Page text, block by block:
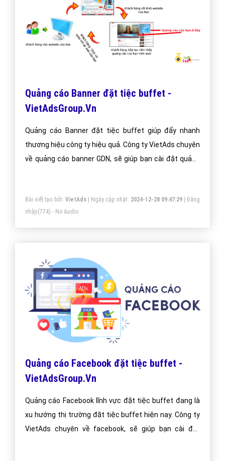
Quảng cáo Banner đặt tiệc buffet -
VietAdsGroup.Vn
Quảng cáo Banner đặt tiệc buffet giúp đẩy nhanh
thương hiệu công ty hiệu quả. Công ty VietAds chuyên
về quảng cáo banner GDN, sẽ giúp bạn cài đặt quảng
Bài viết tạo bởi: VietAds| Ngày cập nhật: 2024-12-28 09:47:29|Đăng
nhập(774) - No Audio
Quảng cáo Facebook đặt tiệc buffet -
VietAdsGroup.Vn
Quảng cáo Facebook lĩnh vực đặt tiệc buffet đang là
xu hướng thị trường đặt tiệc buffet hiện nay. Công ty
VietAds chuyên về facebook, sẽ giúp bạn cài đặt